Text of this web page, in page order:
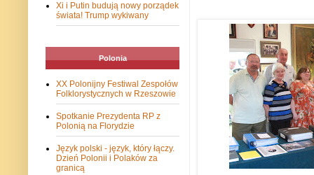
Xi i Putin budują nowy porządek
świata! Trump wykiwany
Polonia
XX Polonijny Festiwal Zespołów
Folklorystycznych w Rzeszowie
Spotkanie Prezydenta RP z
Polonią na Florydzie
Język polski - język, który łączy.
Dzień Polonii i Polaków za
granicą